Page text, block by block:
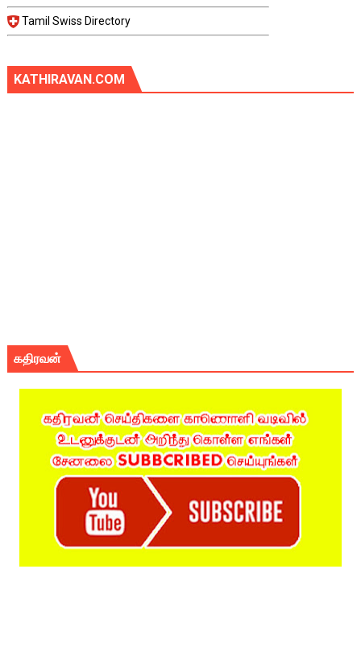
Tamil Swiss Directory
KATHIRAVAN.COM
கதிரவன்